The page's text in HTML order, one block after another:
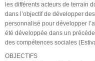
les différents acteurs de terrain
dans l’objectif de développer
personnalisé pour développer
été développée dans un
des compétences sociales
OBJECTIFS